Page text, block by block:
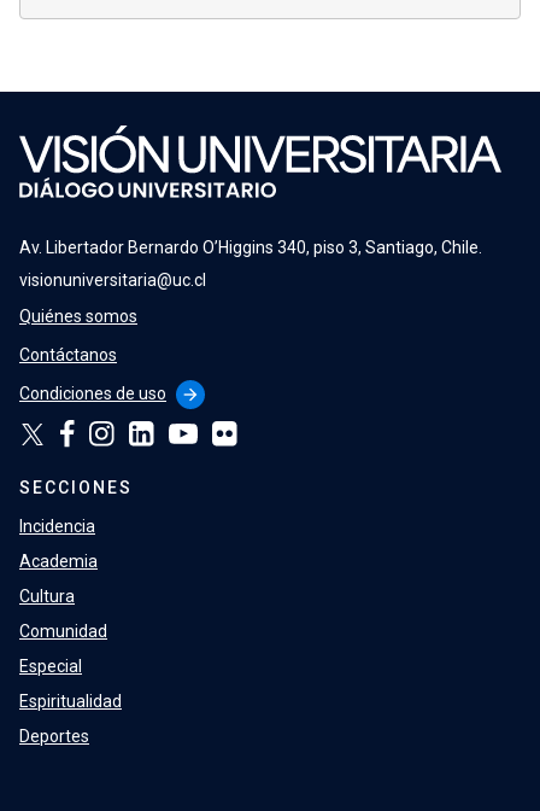
Av. Libertador Bernardo O’Higgins 340, piso 3, Santiago, Chile.
visionuniversitaria@uc.cl
Quiénes somos
Contáctanos
Condiciones de uso
arrow_forward
SECCIONES
Incidencia
Academia
Cultura
Comunidad
Especial
Espiritualidad
Deportes